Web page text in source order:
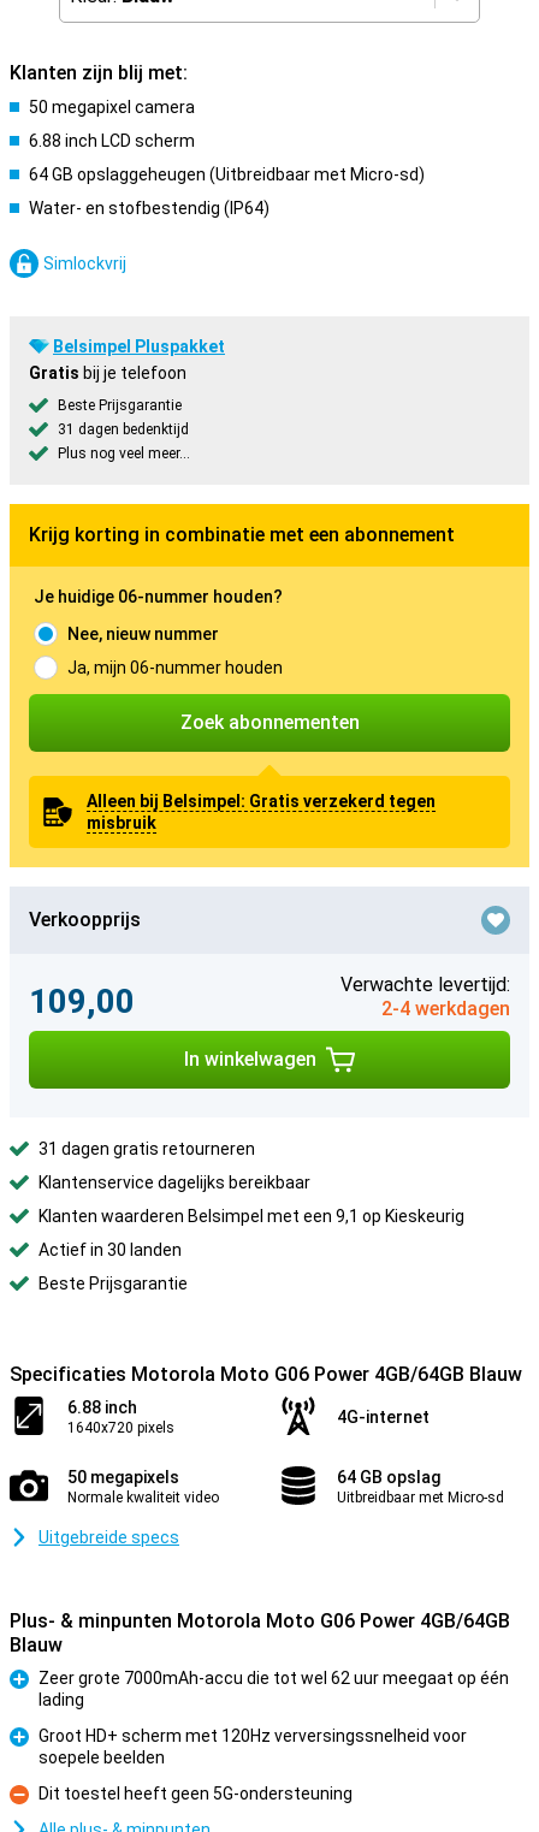
Klanten zijn blij met:
50 megapixel camera
6.88 inch LCD scherm
64 GB opslaggeheugen (Uitbreidbaar met Micro-sd)
Water- en stofbestendig (IP64)
Simlockvrij
Belsimpel Pluspakket
Gratis bij je telefoon
Beste Prijsgarantie
31 dagen bedenktijd
Plus nog veel meer...
Krijg korting in combinatie met een abonnement
Je huidige 06-nummer houden?
Nee, nieuw nummer
Ja, mijn 06-nummer houden
Zoek abonnementen
Alleen bij Belsimpel: Gratis verzekerd tegen
misbruik
Verkoopprijs
109,00
Verwachte levertijd:
2-4 werkdagen
In winkelwagen
31 dagen gratis retourneren
Klantenservice dagelijks bereikbaar
Klanten waarderen Belsimpel met een 9,1 op Kieskeurig
Actief in 30 landen
Beste Prijsgarantie
Specificaties Motorola Moto G06 Power 4GB/64GB Blauw
6.88 inch
1640x720 pixels
4G-internet
50 megapixels
Normale kwaliteit video
64 GB opslag
Uitbreidbaar met Micro-sd
Uitgebreide specs
Plus- & minpunten Motorola Moto G06 Power 4GB/64GB
Blauw
Pluspunt
Zeer grote 7000mAh-accu die tot wel 62 uur meegaat op één
lading
Pluspunt
Groot HD+ scherm met 120Hz verversingssnelheid voor
soepele beelden
Minpunt
Dit toestel heeft geen 5G-ondersteuning